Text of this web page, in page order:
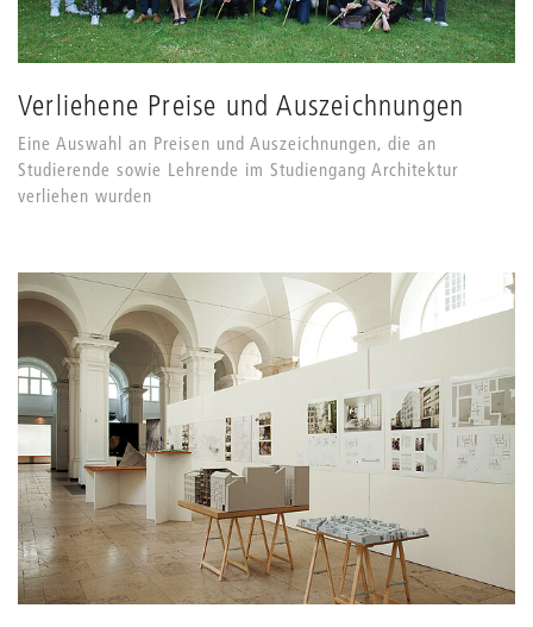
Verliehene Preise und Auszeichnungen
Eine Auswahl an Preisen und Auszeichnungen, die an
Studierende sowie Lehrende im Studiengang Architektur
verliehen wurden